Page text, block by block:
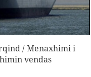
/ Menaxhimi i
vendas